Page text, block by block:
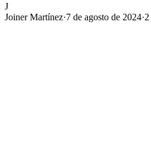
J
Joiner Martínez·7 de agosto de 2024·2